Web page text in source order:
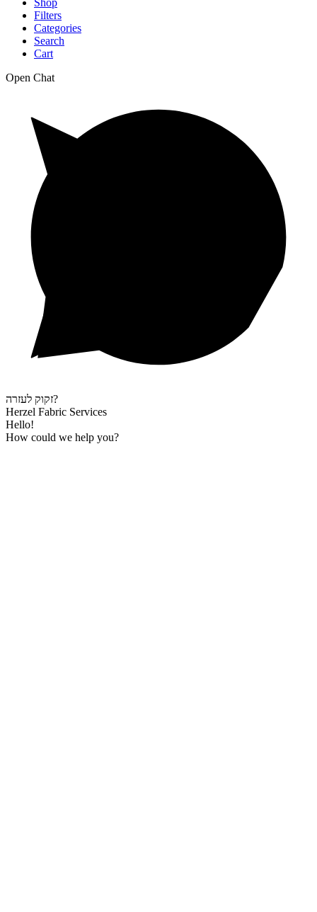
Shop
Filters
Categories
Search
Cart
Open Chat
זקוק לעזרה?
Herzel Fabric Services
Hello!
How could we help you?